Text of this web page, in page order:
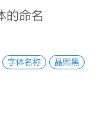
的命名
字体名称 晶熙黑